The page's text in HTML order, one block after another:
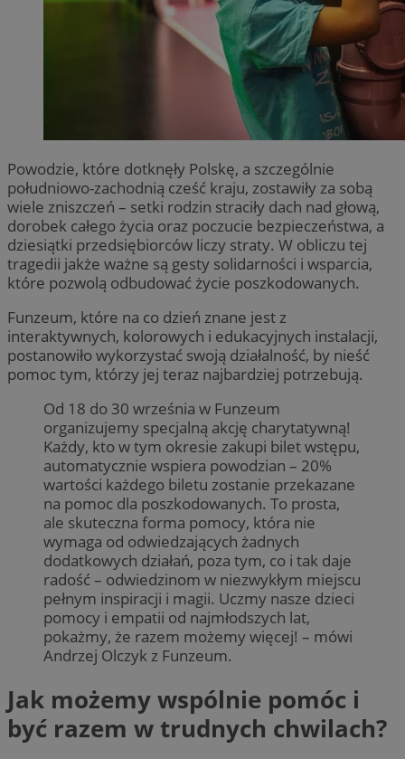
Powodzie, które dotknęły Polskę, a szczególnie
południowo-zachodnią cześć kraju, zostawiły za sobą
wiele zniszczeń – setki rodzin straciły dach nad głową,
dorobek całego życia oraz poczucie bezpieczeństwa, a
dziesiątki przedsiębiorców liczy straty. W obliczu tej
tragedii jakże ważne są gesty solidarności i wsparcia,
które pozwolą odbudować życie poszkodowanych.
Funzeum, które na co dzień znane jest z
interaktywnych, kolorowych i edukacyjnych instalacji,
postanowiło wykorzystać swoją działalność, by nieść
pomoc tym, którzy jej teraz najbardziej potrzebują.
Od 18 do 30 września w Funzeum
organizujemy specjalną akcję charytatywną!
Każdy, kto w tym okresie zakupi bilet wstępu,
automatycznie wspiera powodzian – 20%
wartości każdego biletu zostanie przekazane
na pomoc dla poszkodowanych. To prosta,
ale skuteczna forma pomocy, która nie
wymaga od odwiedzających żadnych
dodatkowych działań, poza tym, co i tak daje
radość – odwiedzinom w niezwykłym miejscu
pełnym inspiracji i magii. Uczmy nasze dzieci
pomocy i empatii od najmłodszych lat,
pokażmy, że razem możemy więcej! – mówi
Andrzej Olczyk z Funzeum.
Jak możemy wspólnie pomóc i
być razem w trudnych chwilach?